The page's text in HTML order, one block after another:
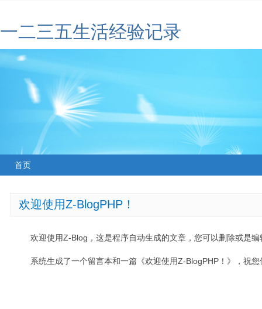
一二三五生活经验记录
首页
欢迎使用Z-BlogPHP！
欢迎使用Z-Blog，这是程序自动生成的文章，您可以删除或是编
系统生成了一个留言本和一篇《欢迎使用Z-BlogPHP！》，祝